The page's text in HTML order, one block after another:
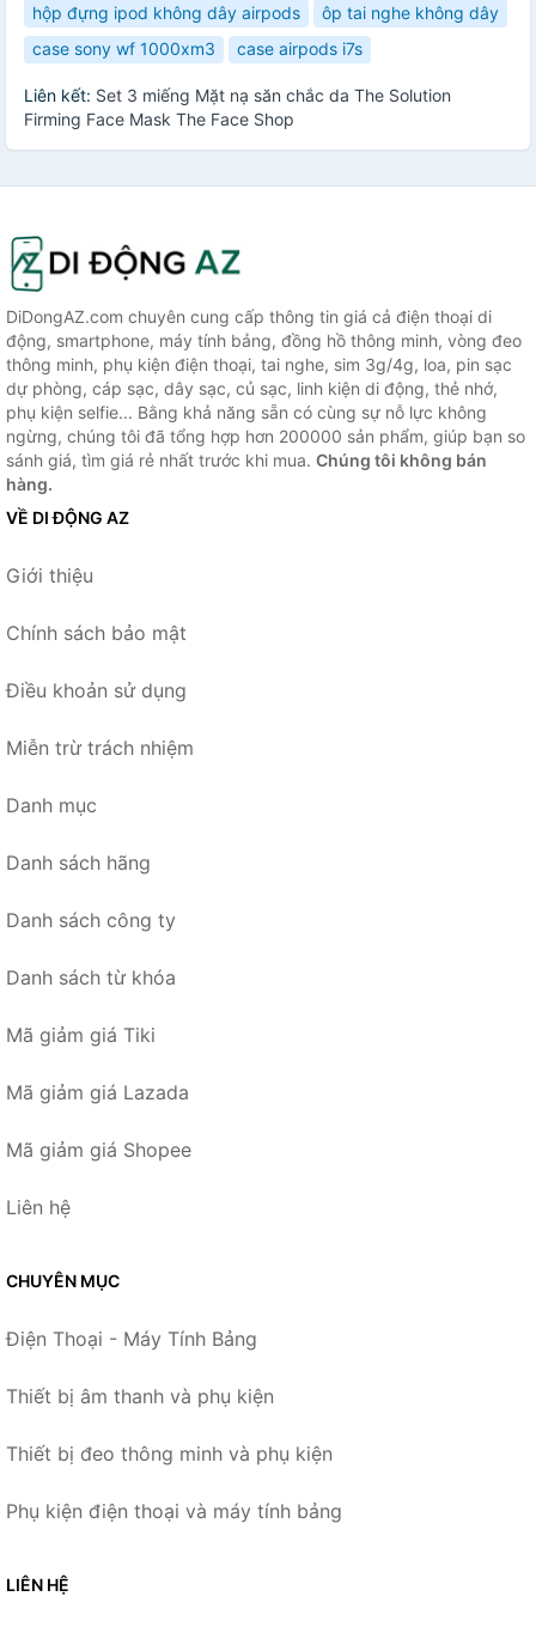
hộp đựng ipod không dây airpods
ôp tai nghe không dây
case sony wf 1000xm3
case airpods i7s
Liên kết: Set 3 miếng Mặt nạ săn chắc da The Solution
Firming Face Mask The Face Shop
DiDongAZ.com chuyên cung cấp thông tin giá cả điện thoại di
động, smartphone, máy tính bảng, đồng hồ thông minh, vòng đeo
thông minh, phụ kiện điện thoại, tai nghe, sim 3g/4g, loa, pin sạc
dự phòng, cáp sạc, dây sạc, củ sạc, linh kiện di động, thẻ nhớ,
phụ kiện selfie... Bằng khả năng sẵn có cùng sự nỗ lực không
ngừng, chúng tôi đã tổng hợp hơn 200000 sản phẩm, giúp bạn so
sánh giá, tìm giá rẻ nhất trước khi mua. Chúng tôi không bán
hàng.
VỀ DI ĐỘNG AZ
Giới thiệu
Chính sách bảo mật
Điều khoản sử dụng
Miễn trừ trách nhiệm
Danh mục
Danh sách hãng
Danh sách công ty
Danh sách từ khóa
Mã giảm giá Tiki
Mã giảm giá Lazada
Mã giảm giá Shopee
Liên hệ
CHUYÊN MỤC
Điện Thoại - Máy Tính Bảng
Thiết bị âm thanh và phụ kiện
Thiết bị đeo thông minh và phụ kiện
Phụ kiện điện thoại và máy tính bảng
LIÊN HỆ